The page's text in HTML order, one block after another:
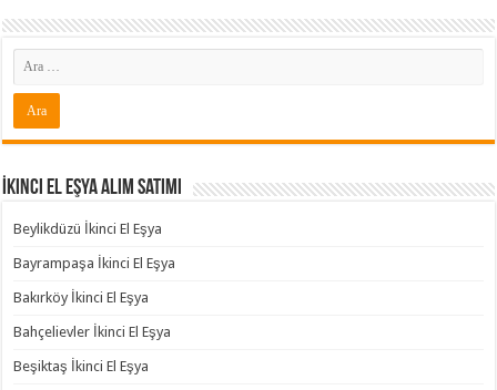
İkinci El Eşya Alım Satımı
Beylikdüzü İkinci El Eşya
Bayrampaşa İkinci El Eşya
Bakırköy İkinci El Eşya
Bahçelievler İkinci El Eşya
Beşiktaş İkinci El Eşya